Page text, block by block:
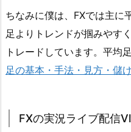
ちなみに僕は、FXでは主に
足よりトレンドが掴みやす
トレードしています。平均
足の基本・手法・見方・儲
FXの実況ライブ配信